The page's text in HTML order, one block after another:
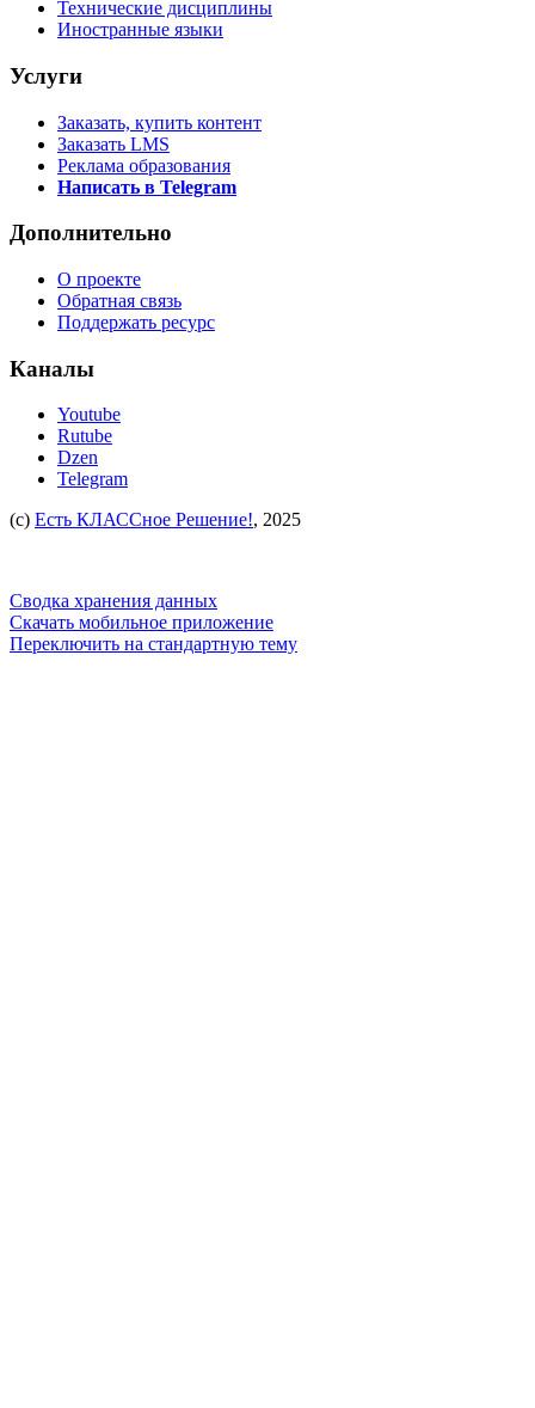
Технические дисциплины
Иностранные языки
Услуги
Заказать, купить контент
Заказать LMS
Реклама образования
Написать в Telegram
Дополнительно
О проекте
Обратная связь
Поддержать ресурс
Каналы
Youtube
Rutube
Dzen
Telegram
(c) Есть КЛАССное Решение!, 2025
Сводка хранения данных
Скачать мобильное приложение
Переключить на стандартную тему